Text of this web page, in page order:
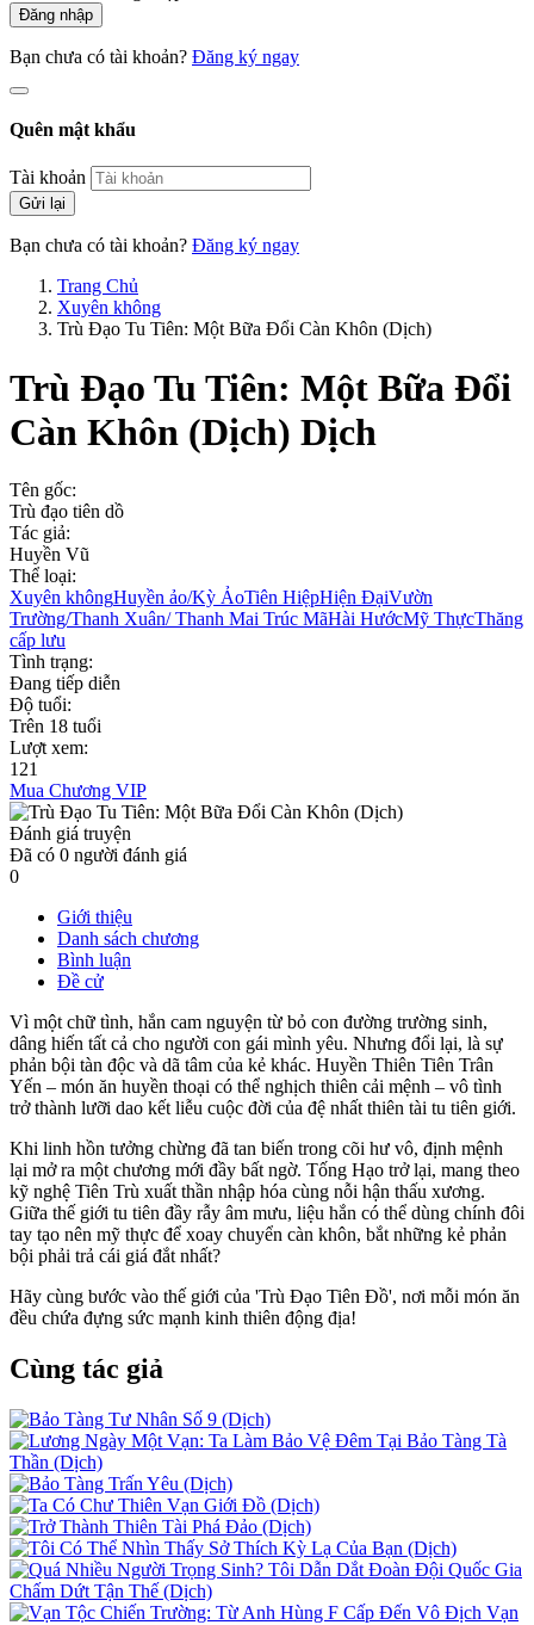
Đăng nhập
Bạn chưa có tài khoản? Đăng ký ngay
Quên mật khẩu
Tài khoản
Gửi lại
Bạn chưa có tài khoản? Đăng ký ngay
Trang Chủ
Xuyên không
Trù Đạo Tu Tiên: Một Bữa Đổi Càn Khôn (Dịch)
Trù Đạo Tu Tiên: Một Bữa Đổi
Càn Khôn (Dịch) Dịch
Tên gốc:
Trù đạo tiên dồ
Tác giả:
Huyền Vũ
Thể loại:
Xuyên khôngHuyền ảo/Kỳ ẢoTiên HiệpHiện ĐạiVườn
Trường/Thanh Xuân/ Thanh Mai Trúc MãHài HướcMỹ ThựcThăng
cấp lưu
Tình trạng:
Đang tiếp diễn
Độ tuổi:
Trên 18 tuổi
Lượt xem:
121
Mua Chương VIP
Đánh giá truyện
Đã có 0 người đánh giá
0
Giới thiệu
Danh sách chương
Bình luận
Đề cử
Vì một chữ tình, hắn cam nguyện từ bỏ con đường trường sinh,
dâng hiến tất cả cho người con gái mình yêu. Nhưng đổi lại, là sự
phản bội tàn độc và dã tâm của kẻ khác. Huyền Thiên Tiên Trân
Yến – món ăn huyền thoại có thể nghịch thiên cải mệnh – vô tình
trở thành lưỡi dao kết liễu cuộc đời của đệ nhất thiên tài tu tiên giới.
Khi linh hồn tưởng chừng đã tan biến trong cõi hư vô, định mệnh
lại mở ra một chương mới đầy bất ngờ. Tống Hạo trở lại, mang theo
kỹ nghệ Tiên Trù xuất thần nhập hóa cùng nỗi hận thấu xương.
Giữa thế giới tu tiên đầy rẫy âm mưu, liệu hắn có thể dùng chính đôi
tay tạo nên mỹ thực để xoay chuyển càn khôn, bắt những kẻ phản
bội phải trả cái giá đắt nhất?
Hãy cùng bước vào thế giới của 'Trù Đạo Tiên Đồ', nơi mỗi món ăn
đều chứa đựng sức mạnh kinh thiên động địa!
Cùng tác giả